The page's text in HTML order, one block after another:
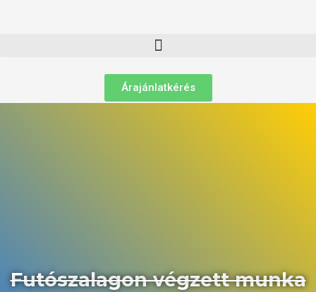
Árajánlatkérés
Futószalagon végzett munka